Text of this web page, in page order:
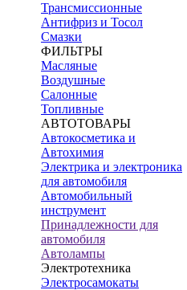
Трансмиссионные
Антифриз и Тосол
Смазки
ФИЛЬТРЫ
Масляные
Воздушные
Салонные
Топливные
АВТОТОВАРЫ
Автокосметика и
Автохимия
Электрика и электроника
для автомобиля
Автомобильный
инструмент
Принадлежности для
автомобиля
Автолампы
Электротехника
Электросамокаты